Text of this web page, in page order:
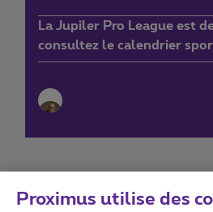
La Jupiler Pro League est
consultez le calendrier
Proximus utilise des